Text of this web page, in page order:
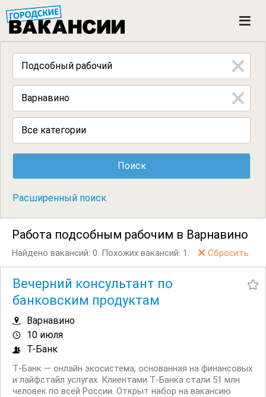
n
Все категории
Расширенный поиск
Работа подсобным рабочим в Варнавино
Найдено вакансий: 0. Похожих вакансий: 1. Сбросить
Вечерний консультант по
банковским продуктам
Варнавино
10 июля
Т-Банк
Т‑Банк — онлайн экосистема, основанная на финансовых
и лайфстайл услугах. Клиентами Т‑Банка стали 51 млн
человек по всей России. Открыт набор на вакансию